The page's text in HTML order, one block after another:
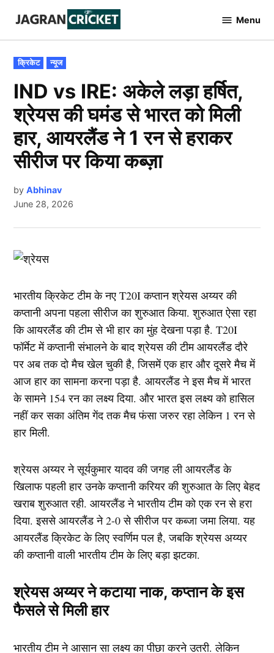
content
Cricket
Menu
POSTED
IN
क्रिकेट न्यूज
IND vs IRE: अकेले लड़ा हर्षित,
श्रेयस की घमंड से भारत को मिली
हार, आयरलैंड ने 1 रन से हराकर
सीरीज पर किया कब्ज़ा
by Abhinav
June 28, 2026
भारतीय क्रिकेट टीम के नए T20I कप्तान श्रेयस अय्यर की
कप्तानी अपना पहला सीरीज का शुरुआत किया. शुरुआत ऐसा रहा
कि आयरलैंड की टीम से भी हार का मुंह देखना पड़ा है. T20I
फॉर्मेट में कप्तानी संभालने के बाद श्रेयस की टीम आयरलैंड दौरे
पर अब तक दो मैच खेल चुकी है, जिसमें एक हार और दूसरे मैच में
आज हार का सामना करना पड़ा है. आयरलैंड ने इस मैच में भारत
के सामने 154 रन का लक्ष्य दिया. और भारत इस लक्ष्य को हासिल
नहीं कर सका अंतिम गेंद तक मैच फंसा जरुर रहा लेकिन 1 रन से
हार मिली.
श्रेयस अय्यर ने सूर्यकुमार यादव की जगह ली आयरलैंड के
खिलाफ पहली हार उनके कप्तानी करियर की शुरुआत के लिए बेहद
खराब शुरुआत रही. आयरलैंड ने भारतीय टीम को एक रन से हरा
दिया. इससे आयरलैंड ने 2-0 से सीरीज पर कब्जा जमा लिया. यह
आयरलैंड क्रिकेट के लिए स्वर्णिम पल है, जबकि श्रेयस अय्यर
की कप्तानी वाली भारतीय टीम के लिए बड़ा झटका.
श्रेयस अय्यर ने कटाया नाक, कप्तान के इस
फैसले से मिली हार
भारतीय टीम ने आसान सा लक्ष्य का पीछा करने उतरी. लेकिन